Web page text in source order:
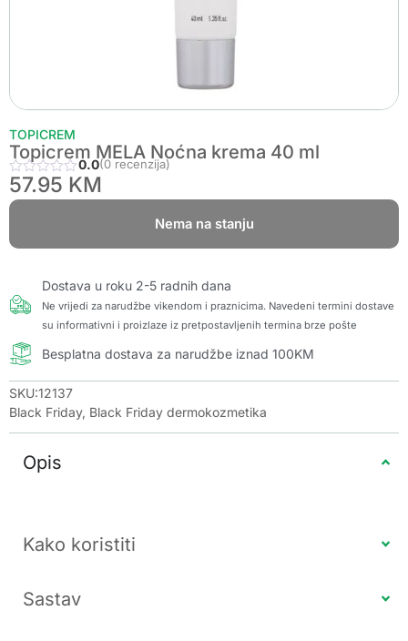
TOPICREM
Topicrem MELA Noćna krema 40 ml
0.0(0 recenzija)
57.95 KM
Nema na stanju
Dostava u roku 2-5 radnih dana
Ne vrijedi za narudžbe vikendom i praznicima. Navedeni termini dostave
su informativni i proizlaze iz pretpostavljenih termina brze pošte
Besplatna dostava za narudžbe iznad 100KM
SKU:12137
Black Friday, Black Friday dermokozmetika
Opis
Kako koristiti
Sastav